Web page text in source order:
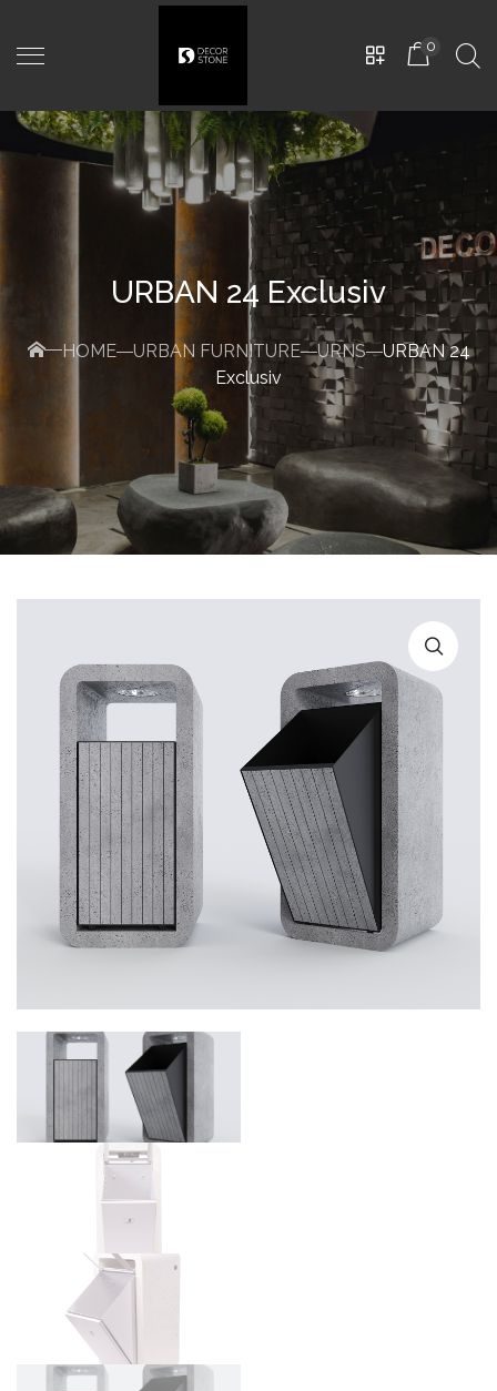
0
URBAN FURNITURE
URBAN 24 Exclusiv
HOME URBAN FURNITURE URNS
URBAN 24
Exclusiv
Luno-D500mm, Teracota
2.800,00MDL